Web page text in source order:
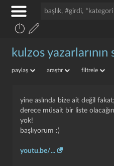
kulzos yazarlarının
paylaş araştır filtrele
yine aslında bize ait değil
derece müsait bir liste
yok!
başlıyorum :)
youtu.be/...